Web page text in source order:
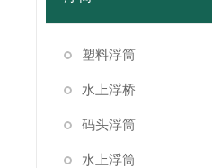
塑料浮筒
水上浮桥
码头浮筒
水上浮筒